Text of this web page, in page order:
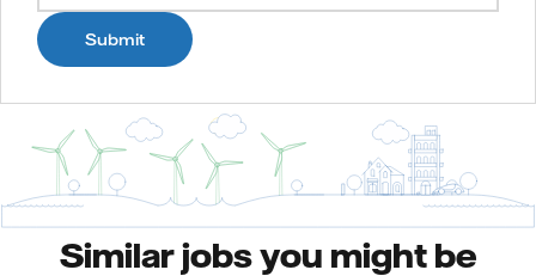
Submit
Similar jobs you might be